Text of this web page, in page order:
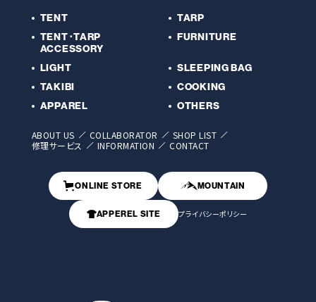
TENT
TARP
TENT･TARP
ACCESSORY
FURNITURE
LIGHT
SLEEPING BAG
TAKIBI
COOKING
APPAREL
OTHERS
ABOUT US COLLABORATOR
SHOP LIST
修理サービス
INFORMATION CONTACT
ONLINE STORE MOUNTAIN
APPEREL SITE プライバシーポリシー